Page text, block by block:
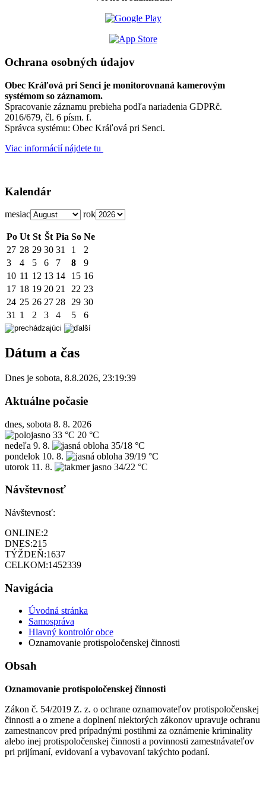
Ochrana osobných údajov
Obec Kráľová pri Senci je monitorovnaná kamerovým
systémom so záznamom.
Spracovanie záznamu prebieha podľa nariadenia GDPRč.
2016/679, čl. 6 písm. f.
Správca systému: Obec Kráľová pri Senci.
Viac informácií nájdete tu
Kalendár
mesiac rok
Po Ut St Št Pia So Ne
27 28 29 30 31 1
2
3
4 5 6 7 8
9
10 11 12 13 14 15 16
17 18 19 20 21 22 23
24 25 26 27 28 29 30
31 1 2 3 4 5 6
Dátum a čas
Dnes je sobota, 8.8.2026, 23:19:39
Aktuálne počasie
dnes, sobota 8. 8. 2026
33 °C 20 °C
nedeľa 9. 8.
35/18 °C
pondelok 10. 8.
39/19 °C
utorok 11. 8. 34/22 °C
Návštevnosť
Návštevnosť:
ONLINE:2
DNES:215
TÝŽDEŇ:1637
CELKOM:1452339
Navigácia
Úvodná stránka
Samospráva
Hlavný kontrolór obce
Oznamovanie protispoločenskej činnosti
Obsah
Oznamovanie protispoločenskej činnosti
Zákon č. 54/2019 Z. z. o ochrane oznamovateľov protispoločenskej
činnosti a o zmene a doplnení niektorých zákonov upravuje ochranu
zamestnancov pred prípadnými postihmi za oznámenie kriminality
alebo inej protispoločenskej činnosti a povinnosti zamestnávateľov
pri prijímaní, evidovaní a vybavovaní takýchto podaní.